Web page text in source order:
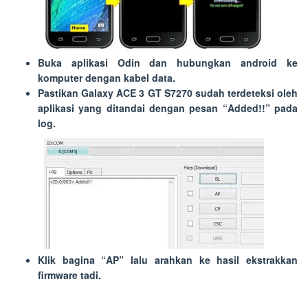
Buka aplikasi Odin dan hubungkan android ke
komputer dengan kabel data.
Pastikan Galaxy ACE 3 GT S7270 sudah terdeteksi oleh
aplikasi yang ditandai dengan pesan “Added!!” pada
log.
Klik bagina “AP” lalu arahkan ke hasil ekstrakkan
firmware tadi.